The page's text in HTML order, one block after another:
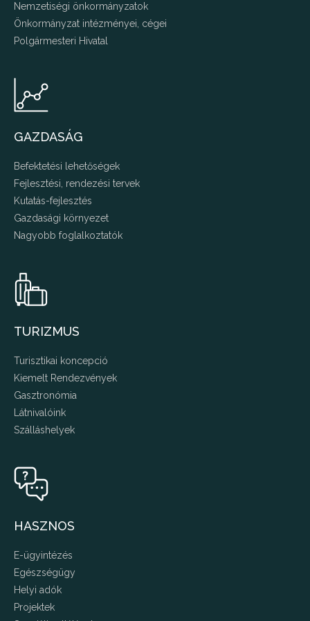
Nemzetiségi önkormányzatok
Önkormányzat intézményei, cégei
Polgármesteri Hivatal
GAZDASÁG
Befektetési lehetőségek
Fejlesztési, rendezési tervek
Kutatás-fejlesztés
Gazdasági környezet
Nagyobb foglalkoztatók
TURIZMUS
Turisztikai koncepció
Kiemelt Rendezvények
Gasztronómia
Látnivalóink
Szálláshelyek
HASZNOS
E-ügyintézés
Egészségügy
Helyi adók
Projektek